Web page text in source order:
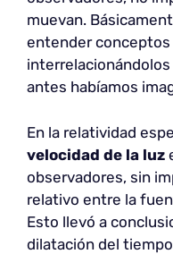
muevan.
entender conceptos
antes habíamos
En la relatividad
velocidad de la luz
observadores, sin
relativo entre la
Esto llevó a
dilatación del